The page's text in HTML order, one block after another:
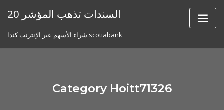
20 السندات تذهب المؤشر
شراء الأسهم عبر الإنترنت كندا scotiabank
Category Hoitt71326